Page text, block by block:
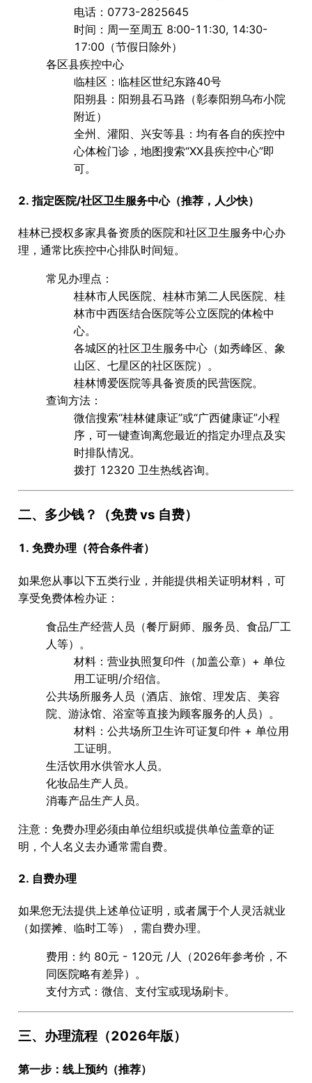
电话：0773-2825645
时间：周一至周五 8:00-11:30, 14:30-
17:00（节假日除外）
各区县疾控中心
临桂区 ：临桂区世纪东路40号
阳朔县 ：阳朔县石马路（彰泰阳朔乌布小院
附近）
全州、灌阳、兴安等县 ：均有各自的疾控中
心体检门诊，地图搜索“XX县疾控中心”即
可。
2. 指定医院/社区卫生服务中心（推荐，人少快）
桂林已授权多家具备资质的医院和社区卫生服务中心办
理，通常比疾控中心排队时间短。
常见办理点 ：
桂林市人民医院、桂林市第二人民医院、桂
林市中西医结合医院等公立医院的体检中
心。
各城区的社区卫生服务中心 （如秀峰区、象
山区、七星区的社区医院）。
桂林博爱医院等具备资质的民营医院。
查询方法 ：
微信搜索“桂林健康证”或“广西健康证”小程
序，可一键查询离您最近的指定办理点及实
时排队情况。
拨打 12320 卫生热线咨询。
二、多少钱？（免费 vs 自费）
1. 免费办理（符合条件者）
如果您从事以下五类行业 ，并能提供相关证明材料，可
享受免费体检办证：
食品生产经营人员 （餐厅厨师、服务员、食品厂工
人等）。
材料 ：营业执照复印件（加盖公章）+ 单位
用工证明/介绍信。
公共场所服务人员 （酒店、旅馆、理发店、美容
院、游泳馆、浴室等直接为顾客服务的人员）。
材料 ：公共场所卫生许可证复印件 + 单位用
工证明。
生活饮用水供管水人员。
化妆品生产人员。
消毒产品生产人员。
注意：免费办理必须由单位组织或提供单位盖章的证
明 ，个人名义去办通常需自费。
2. 自费办理
如果您无法提供上述单位证明，或者属于个人灵活就业
（如摆摊、临时工等），需自费办理。
费用 ：约 80元 - 120元 /人（2026年参考价，不
同医院略有差异）。
支付方式 ：微信、支付宝或现场刷卡。
三、办理流程（2026年版）
第一步：线上预约（推荐）